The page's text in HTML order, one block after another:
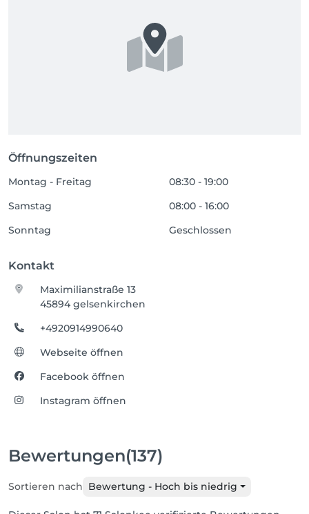
Öffnungszeiten
Montag - Freitag
08:30 - 19:00
Samstag
08:00 - 16:00
Sonntag
Geschlossen
Kontakt
Maximilianstraße 13
45894 gelsenkirchen
+4920914990640
Webseite öffnen
Facebook öffnen
Instagram öffnen
Bewertungen(137)
Sortieren nach Bewertung - Hoch bis niedrig